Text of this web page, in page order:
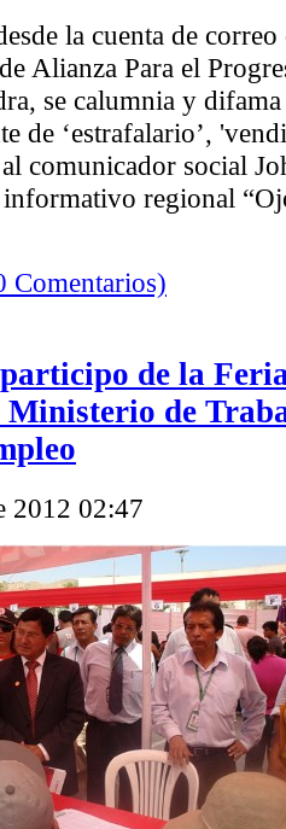
la cuenta de
Alianza Para el
se calumnia y
de ‘estrafalario’,
comunicador social
regional
Comentarios)
de la
de
2012 02:47